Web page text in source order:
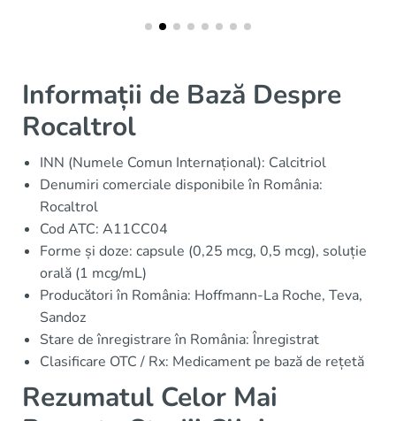
Informații de Bază Despre
Rocaltrol
INN (Numele Comun Internațional): Calcitriol
Denumiri comerciale disponibile în România:
Rocaltrol
Cod ATC: A11CC04
Forme și doze: capsule (0,25 mcg, 0,5 mcg), soluție
orală (1 mcg/mL)
Producători în România: Hoffmann-La Roche, Teva,
Sandoz
Stare de înregistrare în România: Înregistrat
Clasificare OTC / Rx: Medicament pe bază de rețetă
Rezumatul Celor Mai